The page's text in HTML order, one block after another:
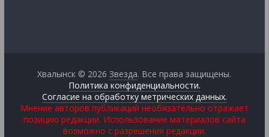
Хвалынск © 2026Звезда. Все права защищены.
Политика конфиденциальности.
Согласие на обработку метрических данных.
Мнение авторов публикаций необязательно отражает
позицию редакции. Использование материалов сайта
возможно с разрешения редакции.